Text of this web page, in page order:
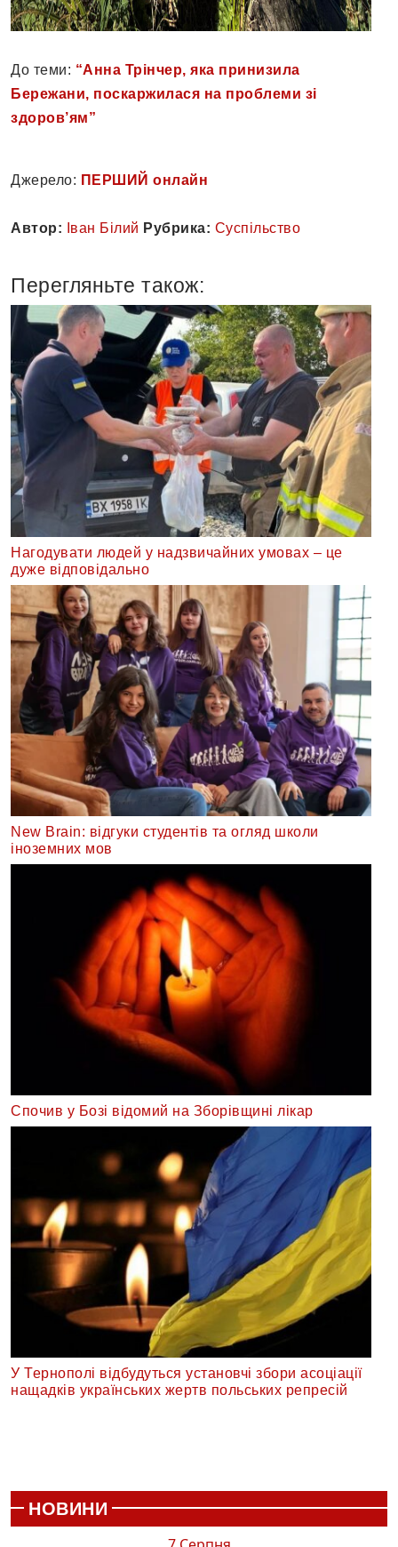
До теми: “Анна Трінчер, яка принизила
Бережани, поскаржилася на проблеми зі
здоров’ям”
Джерело: ПЕРШИЙ онлайн
Автор: Іван Білий Рубрика: Суспільство
Перегляньте також:
Нагодувати людей у надзвичайних умовах – це
дуже відповідально
New Brain: відгуки студентів та огляд школи
іноземних мов
Спочив у Бозі відомий на Зборівщині лікар
У Тернополі відбудуться установчі збори асоціації
нащадків українських жертв польських репресій
НОВИНИ